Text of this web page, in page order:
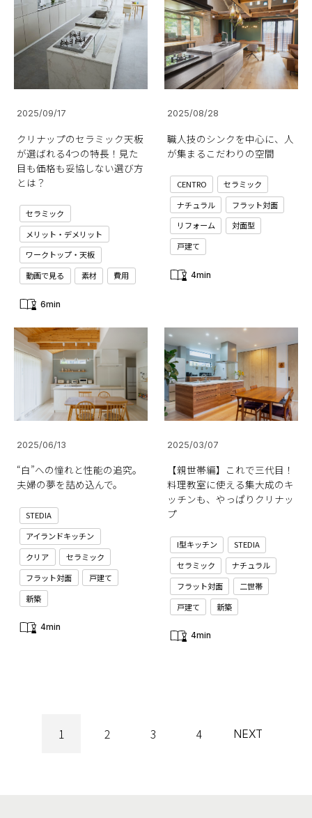
2025/09/17
クリナップのセラミック天板
が選ばれる4つの特長！見た
目も価格も妥協しない選び方
とは？
セラミック
メリット・デメリット
ワークトップ・天板
動画で見る
素材 費用
6min
2025/08/28
職人技のシンクを中心に、人
が集まるこだわりの空間
CENTRO
セラミック
ナチュラル
フラット対面
リフォーム
対面型
戸建て
4min
2025/06/13
“白”への憧れと性能の追究。
夫婦の夢を詰め込んで。
STEDIA
アイランドキッチン
クリア
セラミック
フラット対面
戸建て
新築
4min
2025/03/07
【親世帯編】これで三代目！
料理教室に使える集大成のキ
ッチンも、やっぱりクリナッ
プ
I型キッチン
STEDIA
セラミック
ナチュラル
フラット対面
二世帯
戸建て
新築
4min
1 2 3 4 NEXT